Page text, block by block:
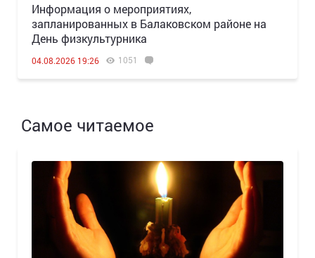
Информация о мероприятиях,
запланированных в Балаковском районе на
День физкультурника
04.08.2026 19:26 1051
Самое читаемое